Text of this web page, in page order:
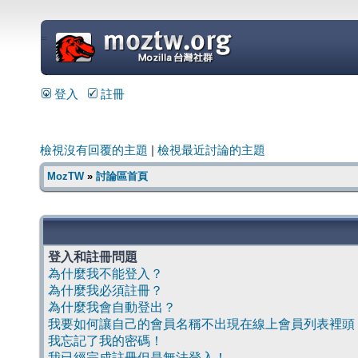
=
登入 註冊
檢視沒有回覆的主題 檢視最近討論的主題
MozTW» 討論區首頁
登入和註冊問題
為什麼我不能登入？
為什麼我必須註冊？
為什麼我會自動登出？
我要如何讓自己的會員名稱不出現在線上會員列表裡頭
我忘記了我的密碼！